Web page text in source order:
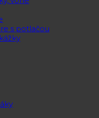
s potlačou